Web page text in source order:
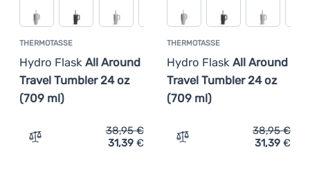
THERMOTASSE
Hydro Flask All Around
Travel Tumbler 24 oz
(709 ml)
Zum Vergleich 'Thermotasse Hydro Flask All Around
38,95€
31,39 €
THERMOTASSE
Hydro Flask All Around
Travel Tumbler 24 oz
(709 ml)
Zum Vergleich
38,95€
31,39 €